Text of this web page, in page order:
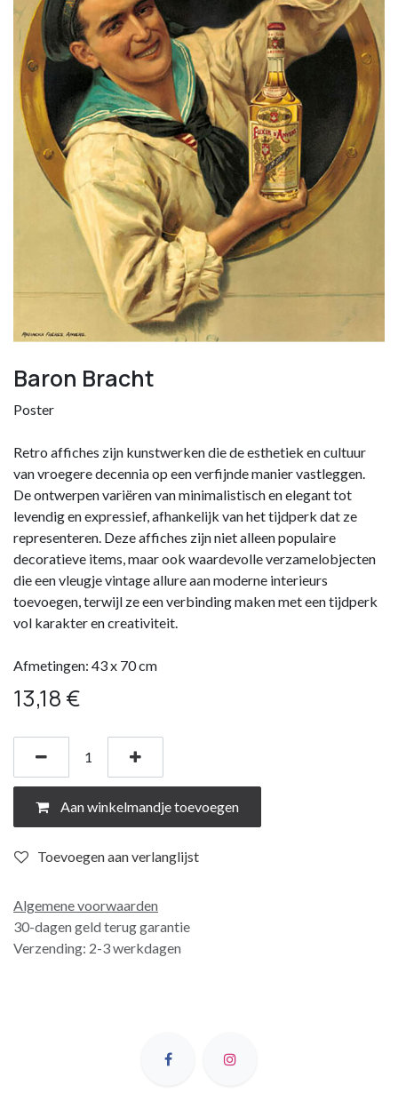
Baron Bracht
Poster
Retro affiches zijn kunstwerken die de esthetiek en cultuur
van vroegere decennia op een verfijnde manier vastleggen.
De ontwerpen variëren van minimalistisch en elegant tot
levendig en expressief, afhankelijk van het tijdperk dat ze
representeren. Deze affiches zijn niet alleen populaire
decoratieve items, maar ook waardevolle verzamelobjecten
die een vleugje vintage allure aan moderne interieurs
toevoegen, terwijl ze een verbinding maken met een tijdperk
vol karakter en creativiteit.
Afmetingen: 43 x 70 cm
13,18 €
Aan winkelmandje toevoegen
Toevoegen aan verlanglijst
Algemene voorwaarden
30-dagen geld terug garantie
Verzending: 2-3 werkdagen